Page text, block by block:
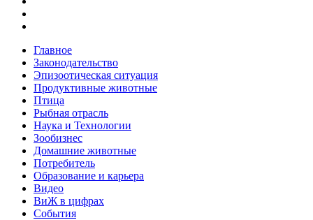
Главное
Законодательство
Эпизоотическая ситуация
Продуктивные животные
Птица
Рыбная отрасль
Наука и Технологии
Зообизнес
Домашние животные
Потребитель
Образование и карьера
Видео
ВиЖ в цифрах
События